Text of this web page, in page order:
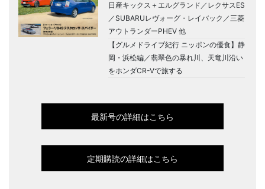
日産キックス＋エルグランド／レクサスES
／SUBARUレヴォーグ・レイバック／三菱
アウトランダーPHEV 他
【グルメドライブ紀行 ニッポンの優食】静
岡・浜松編／翡翠色の暴れ川、天竜川沿い
をホンダCR-Vで旅する
最新号の詳細はこちら
定期購読の詳細はこちら